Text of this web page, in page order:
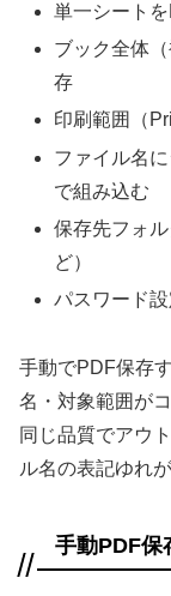
単一シート
ブック全体
存
印刷範囲（
ファイル名
で組み込む
保存先フォ
ど）
パスワード
手動でPDF保存
名・対象範囲が
同じ品質でアウ
ル名の表記ゆれ
手動PDF保